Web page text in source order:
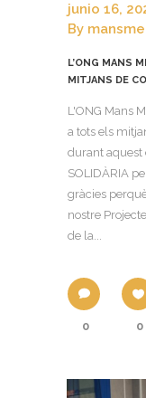
junio 16,
By
L’ONG MANS
MITJANS DE
L'ONG Mans
a tots els
durant aquest
SOLIDÀRIA
gràcies
nostre
de la...
0 0